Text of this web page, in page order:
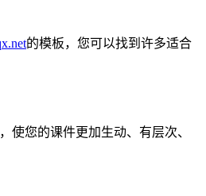
的模板，您可以找到许多适合
使您的课件更加生动、有层次、